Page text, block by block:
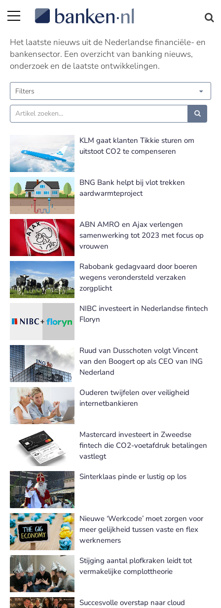
Nieuws | Pagina 160
Het laatste nieuws uit de Nederlandse financiële- en
bankensector. Een overzicht van banking nieuws,
onderzoek en de laatste ontwikkelingen.
Filters
KLM gaat klanten Tikkie sturen om
uitstoot CO2 te compenseren
BNG Bank helpt bij vlot trekken
aardwarmteproject
ABN AMRO en Ajax verlengen
samenwerking tot 2023 met focus op
vrouwen
Rabobank gedagvaard door boeren
wegens verondersteld verzaken
zorgplicht
NIBC investeert in Nederlandse fintech
Floryn
Ruud van Dusschoten volgt Vincent
van den Boogert op als CEO van ING
Nederland
Ouderen twijfelen over veiligheid
internetbankieren
Mastercard investeert in Zweedse
fintech die CO2-voetafdruk betalingen
vastlegt
Sinterklaas pinde er lustig op los
Nieuwe ‘Werkcode’ moet zorgen voor
meer gelijkheid tussen vaste en flex
werknemers
Stijging aantal plofkraken leidt tot
vermakelijke complottheorie
Succesvolle overstap naar cloud